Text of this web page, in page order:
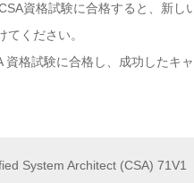
資格試験に合格すると、新
ください。
資格試験に合格し、成功したキ
System Architect (CSA) 71V1